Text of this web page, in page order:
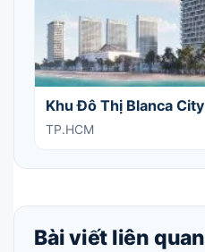
Khu Đô Thị Blanca City
TP.HCM
Bài viết liên quan